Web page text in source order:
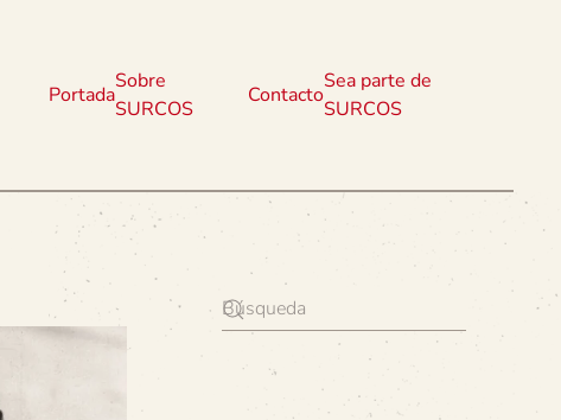
Portada
Sobre
SURCOS
Contacto
Sea parte de
SURCOS